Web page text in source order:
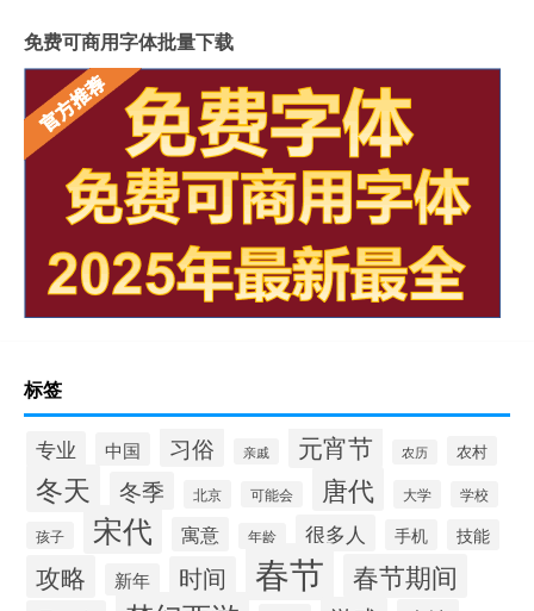
免费可商用字体批量下载
标签
专业 中国 习俗 亲戚 元宵节 农历 农村
冬天 冬季 北京 可能会 唐代 大学 学校
孩子 宋代 寓意 年龄 很多人 手机 技能
攻略 新年 时间 春节 春节期间